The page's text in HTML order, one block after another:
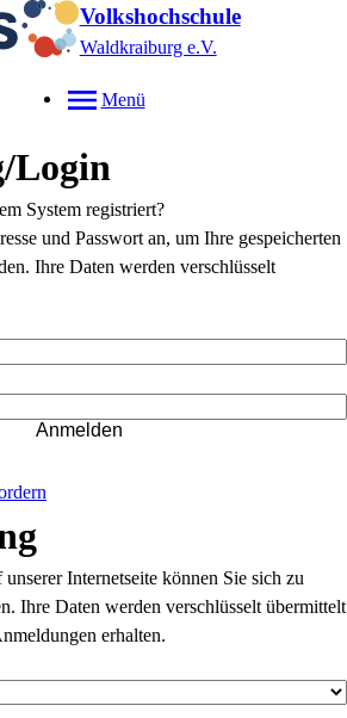
Volkshochschule
Waldkraiburg e.V.
Menü
Login
System registriert?
und Passwort an, um Ihre gespeicherten
Ihre Daten werden verschlüsselt
Anmelden
Internetseite können Sie sich zu
Ihre Daten werden verschlüsselt übermittelt
erhalten.